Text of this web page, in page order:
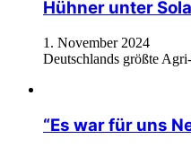
Hühner unter
1. November 2024
Deutschlands größte
“Es war für uns